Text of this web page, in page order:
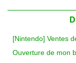
[Nintendo] Ventes
Ouverture de mon